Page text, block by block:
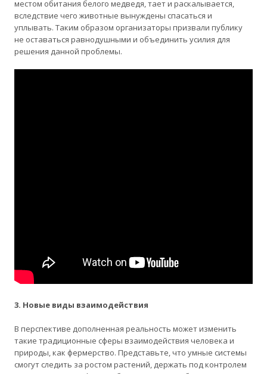
местом обитания белого медведя, тает и раскалывается,
вследствие чего животные вынуждены спасаться и
уплывать. Таким образом организаторы призвали публику
не оставаться равнодушными и объединить усилия для
решения данной проблемы.
3. Новые виды взаимодействия
В перспективе дополненная реальность может изменить
такие традиционные сферы взаимодействия человека и
природы, как фермерство. Представьте, что умные системы
смогут следить за ростом растений, держать под контролем